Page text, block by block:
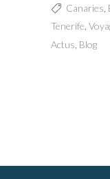
Canaries
Tenerife
Actus Blog